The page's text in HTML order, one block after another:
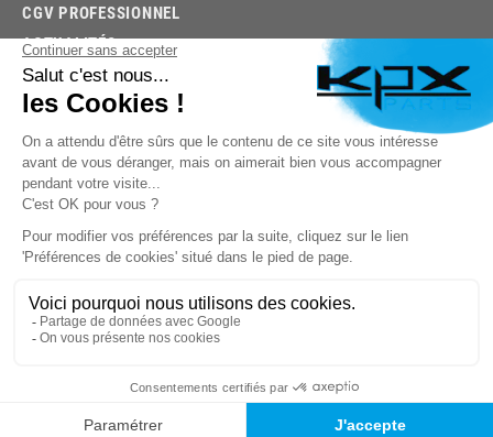
03.85.32.96.74
© 2026 -KPX PARTS- SITE CRÉÉ PARLET'S CLIC
CGV PROFESSIONNEL
ACTUALITÉS
TROUVEZ LA BONNE PIÈCE RAPIDEMENT
03.85.32.96.74